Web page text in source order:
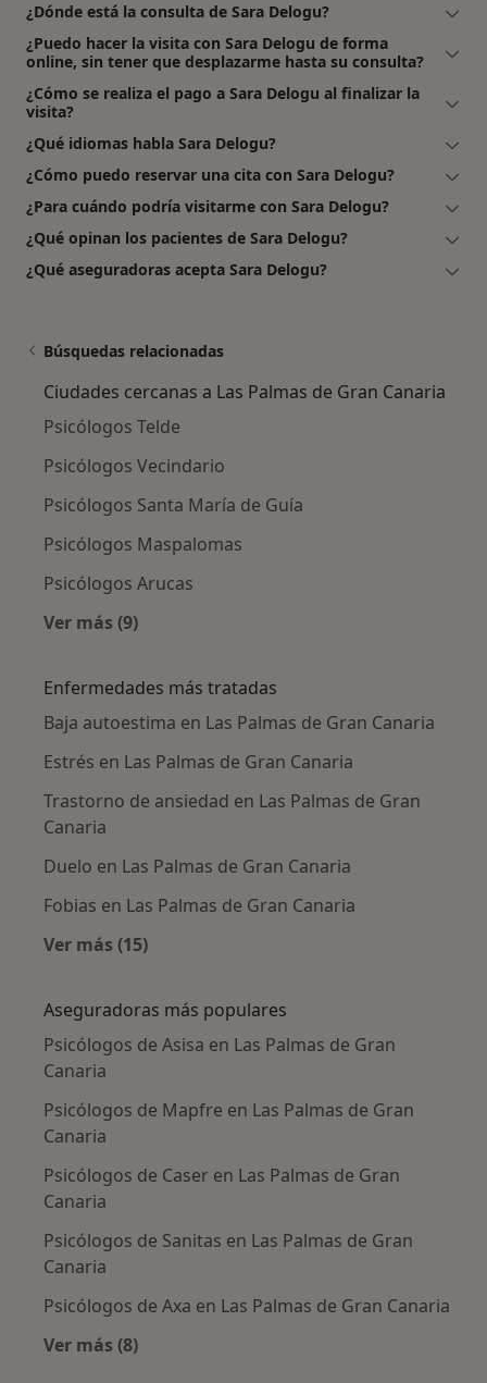
¿Dónde está la consulta de Sara Delogu?
¿Puedo hacer la visita con Sara Delogu de forma
online, sin tener que desplazarme hasta su consulta?
¿Cómo se realiza el pago a Sara Delogu al finalizar la
visita?
¿Qué idiomas habla Sara Delogu?
¿Cómo puedo reservar una cita con Sara Delogu?
¿Para cuándo podría visitarme con Sara Delogu?
¿Qué opinan los pacientes de Sara Delogu?
¿Qué aseguradoras acepta Sara Delogu?
Búsquedas relacionadas
Ciudades cercanas a Las Palmas de Gran Canaria
Psicólogos Telde
Psicólogos Vecindario
Psicólogos Santa María de Guía
Psicólogos Maspalomas
Psicólogos Arucas
Ver más (9)
Enfermedades más tratadas
Baja autoestima en Las Palmas de Gran Canaria
Estrés en Las Palmas de Gran Canaria
Trastorno de ansiedad en Las Palmas de Gran
Canaria
Duelo en Las Palmas de Gran Canaria
Fobias en Las Palmas de Gran Canaria
Ver más (15)
Aseguradoras más populares
Psicólogos de Asisa en Las Palmas de Gran
Canaria
Psicólogos de Mapfre en Las Palmas de Gran
Canaria
Psicólogos de Caser en Las Palmas de Gran
Canaria
Psicólogos de Sanitas en Las Palmas de Gran
Canaria
Psicólogos de Axa en Las Palmas de Gran Canaria
Ver más (8)